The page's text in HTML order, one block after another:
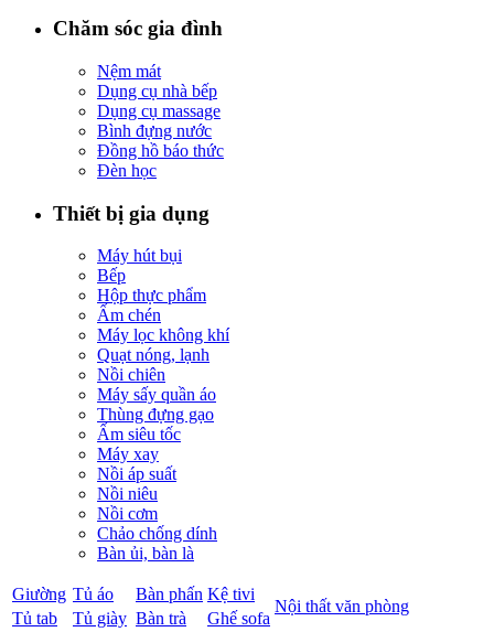
Chăm sóc gia đình
Nệm mát
Dụng cụ nhà bếp
Dụng cụ massage
Bình đựng nước
Đồng hồ báo thức
Đèn học
Thiết bị gia dụng
Máy hút bụi
Bếp
Hộp thực phẩm
Ấm chén
Máy lọc không khí
Quạt nóng, lạnh
Nồi chiên
Máy sấy quần áo
Thùng đựng gạo
Ấm siêu tốc
Máy xay
Nồi áp suất
Nồi niêu
Nồi cơm
Chảo chống dính
Bàn ủi, bàn là
Giường Tủ áo Bàn phấn Kệ tivi
Nội thất văn phòng
Tủ tab Tủ giày Bàn trà
Ghế sofa